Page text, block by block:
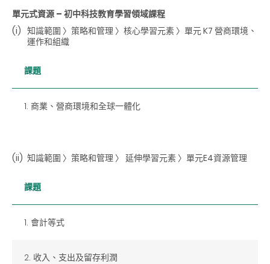
單元式資源 – 初中科技教育學習領域課程
(i) 知識範圍 〉策略和管理 〉核心學習元素 〉單元 K7 營商環境、
運作和組織
課題
1. 商業、營商環境和全球一體化
(ii) 知識範圍 〉策略和管理 〉 延伸學習元素 〉單元E4資源管理
課題
1. 會計等式
2. 收入、支出及留存利潤